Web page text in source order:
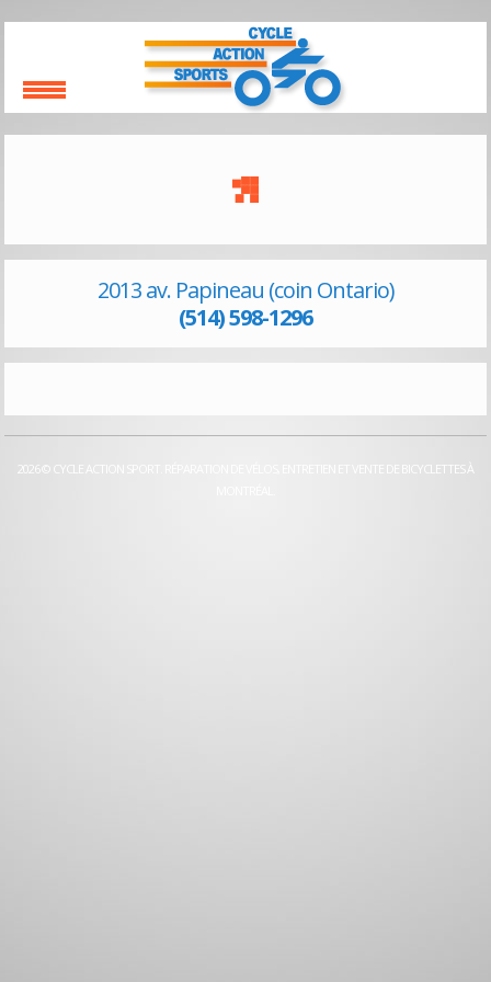
2013 av. Papineau (coin Ontario)
(514) 598-1296
2026 © CYCLE ACTION SPORT. RÉPARATION DE VÉLOS, ENTRETIEN ET VENTE DE BICYCLETTES À